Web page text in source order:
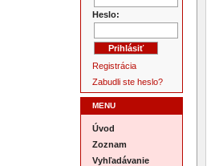
Heslo:
Registrácia
Zabudli ste heslo?
MENU
Úvod
Zoznam
Vyhľadávanie